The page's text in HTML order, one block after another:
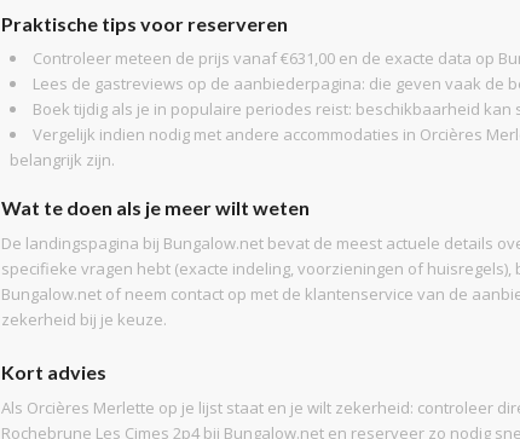
Praktische tips voor reserveren
Controleer meteen de prijs vanaf €631,00 en de exacte data op
Lees de gastreviews op de aanbiederpagina: die geven vaak de
Boek tijdig als je in populaire periodes reist: beschikbaarheid kan
Vergelijk indien nodig met andere accommodaties in Orcières
belangrijk zijn.
Wat te doen als je meer wilt weten
De landingspagina bij Bungalow.net bevat de meest actuele details
specifieke vragen hebt (exacte indeling, voorzieningen of
Bungalow.net of neem contact op met de klantenservice van de
zekerheid bij je keuze.
Kort advies
Als Orcières Merlette op je lijst staat en je wilt zekerheid: controleer
Rochebrune Les Cimes 2p4 bij Bungalow.net en reserveer zo nodig